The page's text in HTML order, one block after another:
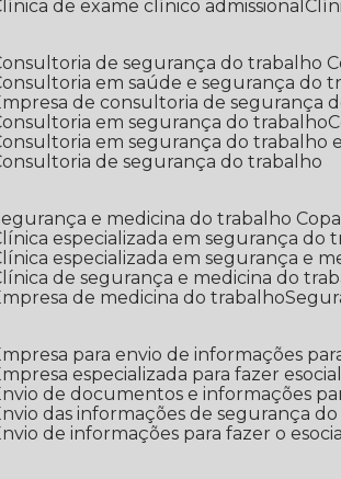
Clínica de exame clínico admissional
Consultoria de segurança do trabalho
Consultoria em saúde e segurança do
Empresa de consultoria de segurança
Consultoria em segurança do trabalho
Consultoria em segurança do trabalho
Consultoria de segurança do trabalho
Segurança e medicina do trabalho
Clínica especializada em segurança do
Clínica especializada em segurança e
Clínica de segurança e medicina do
Empresa de medicina do trabalho
Empresa para envio de informações
Empresa especializada para fazer esocial
Envio de documentos e informações
Envio das informações de segurança
Envio de informações para fazer o esocial